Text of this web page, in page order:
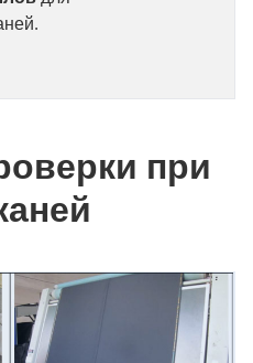
при